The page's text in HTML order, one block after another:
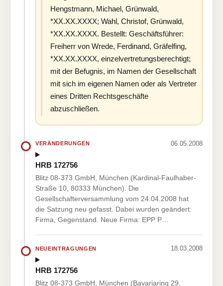
Hengstmann, Michael, Grünwald,
*XX.XX.XXXX; Wahl, Christof, Grünwald,
*XX.XX.XXXX. Bestellt: Geschäftsführer:
Freiherr von Wrede, Ferdinand, Gräfelfing,
*XX.XX.XXXX, einzelvertretungsberechtigt;
mit der Befugnis, im Namen der Gesellschaft
mit sich im eigenen Namen oder als Vertreter
eines Dritten Rechtsgeschäfte
abzuschließen.
VERÄNDERUNGEN 06.05.2008
HRB 172756
Blitz 08-373 GmbH, München (Kardinal-Faulhaber-
Straße 10, 80333 München). Die
Gesellschafterversammlung vom 24.04.2008 hat
die Satzung neu gefasst. Dabei wurden geändert:
Firma, Gegenstand. Neue Firma: EPP P…
NEUEINTRAGUNGEN 18.03.2008
HRB 172756
Blitz 08-373 GmbH, München (Bavariaring 29,